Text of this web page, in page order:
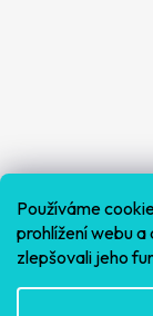
Používáme
prohlížení webu
zlepšovali jeho